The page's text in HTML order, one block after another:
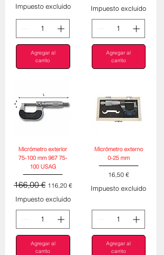
Impuesto excluido
Agregar al
carrito
Impuesto excluido
Agregar al
carrito
Micrómetro exterior
75-100 mm 967 75-
100 USAG
Precio
166,00 € Precio de oferta
116,20 €
Impuesto excluido
Agregar al
carrito
Micrómetro externo
0-25 mm
Precio
16,50 €
Impuesto excluido
Agregar al
carrito